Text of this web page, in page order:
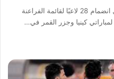
أعلن الجهاز الفني للمنتخب المصري انضمام 28 لاعبًا لقائمة الفراعنة
كينيا وجزر القمر في…